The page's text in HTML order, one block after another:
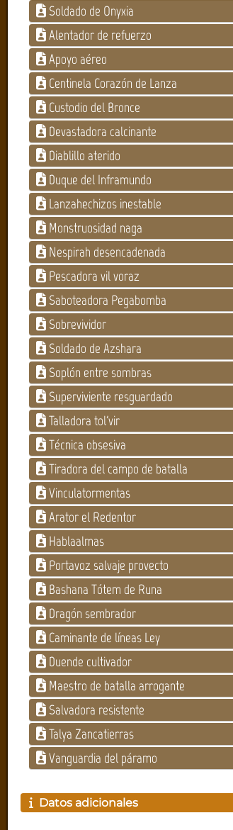
Soldado de Onyxia
Alentador de refuerzo
Apoyo aéreo
Centinela Corazón de Lanza
Custodio del Bronce
Devastadora calcinante
Diablillo aterido
Duque del Inframundo
Lanzahechizos inestable
Monstruosidad naga
Nespirah desencadenada
Pescadora vil voraz
Saboteadora Pegabomba
Sobrevividor
Soldado de Azshara
Soplón entre sombras
Superviviente resguardado
Talladora tol'vir
Técnica obsesiva
Tiradora del campo de batalla
Vinculatormentas
Arator el Redentor
Hablaalmas
Portavoz salvaje provecto
Bashana Tótem de Runa
Dragón sembrador
Caminante de líneas Ley
Duende cultivador
Maestro de batalla arrogante
Salvadora resistente
Talya Zancatierras
Vanguardia del páramo
Datos adicionales